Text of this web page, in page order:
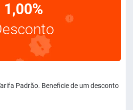
1,00%
Padrão. Beneficie de um desconto